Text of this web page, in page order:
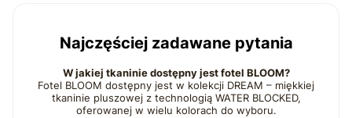
Najczęściej zadawane pytania
W jakiej tkaninie dostępny jest fotel BLOOM?
Fotel BLOOM dostępny jest w kolekcji DREAM – miękkiej
tkaninie pluszowej z technologią WATER BLOCKED,
oferowanej w wielu kolorach do wyboru.